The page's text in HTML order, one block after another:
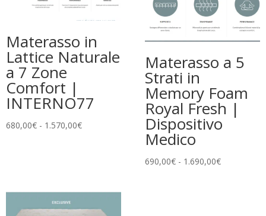
Materasso in
Lattice Naturale
a 7 Zone
Comfort |
INTERNO77
680,00€ - 1.570,00€Fascia
a
Materasso a 5
Strati in
Memory Foam
Royal Fresh |
Dispositivo
Medico
690,00€ - 1.690,00€Fascia